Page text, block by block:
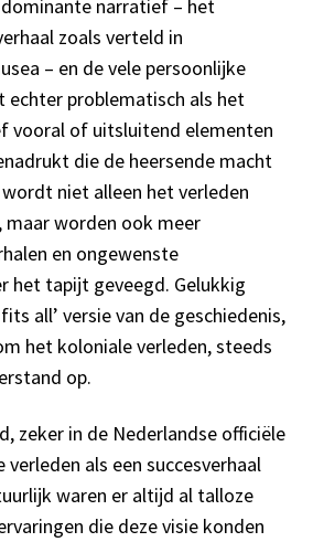
narratief – het
zoals verteld in
– en de vele persoonlijke
echter problematisch als het
vooral of uitsluitend elementen
die de heersende macht
niet alleen het verleden
maar worden ook meer
en ongewenste
het tapijt geveegd. Gelukkig
all’ versie van de geschiedenis,
het koloniale verleden, steeds
op.
zeker in de Nederlandse officiële
als een succesverhaal
waren er altijd al talloze
die deze visie konden